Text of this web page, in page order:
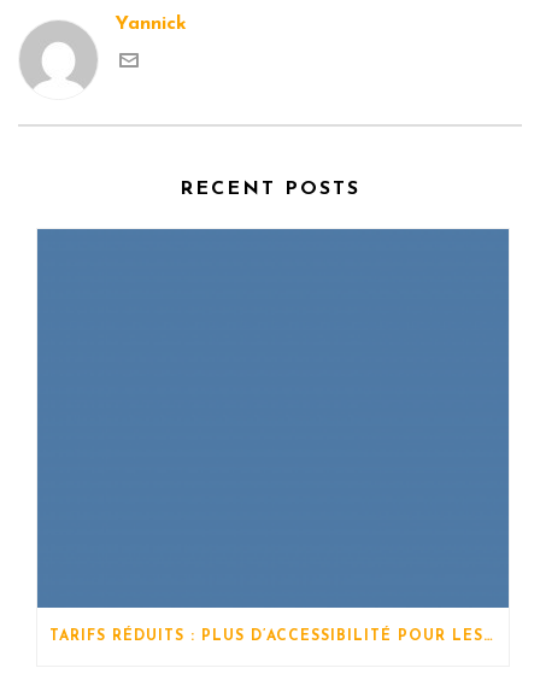
Yannick
RECENT POSTS
TARIFS RÉDUITS : PLUS D’ACCESSIBILITÉ POUR LES STAGES !